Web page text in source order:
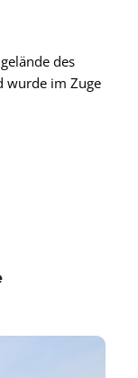
des
wurde im Zuge